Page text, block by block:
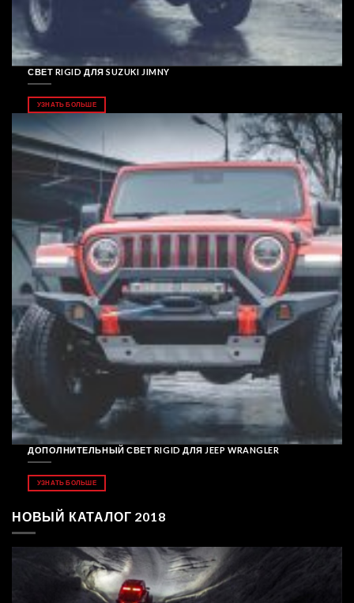
СВЕТ RIGID ДЛЯ SUZUKI JIMNY
УЗНАТЬ БОЛЬШЕ
ДОПОЛНИТЕЛЬНЫЙ СВЕТ RIGID ДЛЯ JEEP WRANGLER
УЗНАТЬ БОЛЬШЕ
НОВЫЙ КАТАЛОГ 2018